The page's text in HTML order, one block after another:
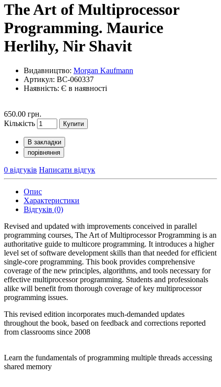
The Art of Multiprocessor
Programming. Maurice
Herlihy, Nir Shavit
Видавництво: Morgan Kaufmann
Артикул: BC-060337
Наявність: Є в наявності
650.00 грн.
Кількість
Купити
В закладки
порівняння
0 відгуків Написати відгук
Опис
Характеристики
Відгуків (0)
Revised and updated with improvements conceived in parallel
programming courses, The Art of Multiprocessor Programming is an
authoritative guide to multicore programming. It introduces a higher
level set of software development skills than that needed for efficient
single-core programming. This book provides comprehensive
coverage of the new principles, algorithms, and tools necessary for
effective multiprocessor programming. Students and professionals
alike will benefit from thorough coverage of key multiprocessor
programming issues.
This revised edition incorporates much-demanded updates
throughout the book, based on feedback and corrections reported
from classrooms since 2008
Learn the fundamentals of programming multiple threads accessing
shared memory